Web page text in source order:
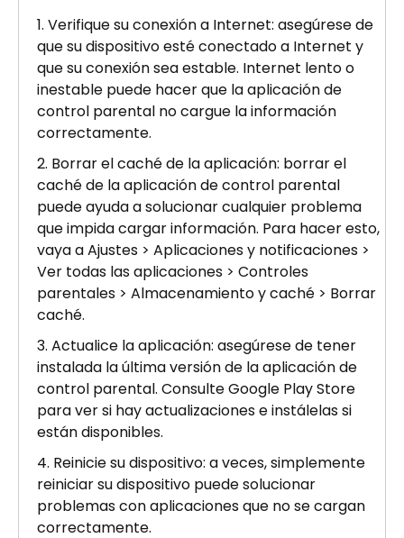
Verifique su conexión a Internet: asegúrese de
que su dispositivo esté conectado a Internet y
que su conexión sea estable. Internet lento o
inestable puede hacer que la aplicación de
control parental no cargue la información
correctamente.
Borrar el caché de la aplicación: borrar el
caché de la aplicación de control parental
puede ayuda a solucionar cualquier problema
que impida cargar información. Para hacer esto,
vaya a Ajustes > Aplicaciones y notificaciones >
Ver todas las aplicaciones > Controles
parentales > Almacenamiento y caché > Borrar
caché.
Actualice la aplicación: asegúrese de tener
instalada la última versión de la aplicación de
control parental. Consulte Google Play Store
para ver si hay actualizaciones e instálelas si
están disponibles.
Reinicie su dispositivo: a veces, simplemente
reiniciar su dispositivo puede solucionar
problemas con aplicaciones que no se cargan
correctamente.